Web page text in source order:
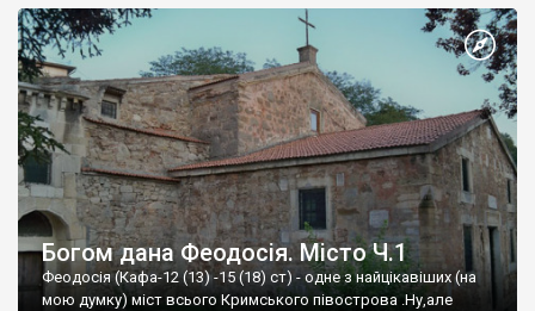
Богом дана Феодосія. Місто Ч.1
Феодосія (Кафа-12 (13) -15 (18) ст) - одне з найцікавіших (на
мою думку) міст всього Кримського півострова .Ну,але